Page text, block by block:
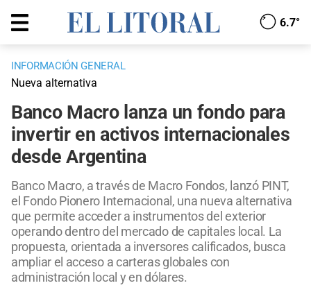
6.7°
INFORMACIÓN GENERAL
Nueva alternativa
Banco Macro lanza un fondo para
invertir en activos internacionales
desde Argentina
Banco Macro, a través de Macro Fondos, lanzó PINT,
el Fondo Pionero Internacional, una nueva alternativa
que permite acceder a instrumentos del exterior
operando dentro del mercado de capitales local. La
propuesta, orientada a inversores calificados, busca
ampliar el acceso a carteras globales con
administración local y en dólares.